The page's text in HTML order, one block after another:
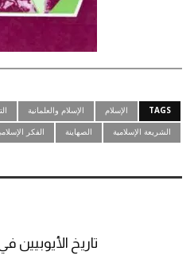
TAGS الإسلام الإسلام والعلمانية
الشريعة الإسلامية
الصهاينة الفكر
تاريخ الأيوبيين